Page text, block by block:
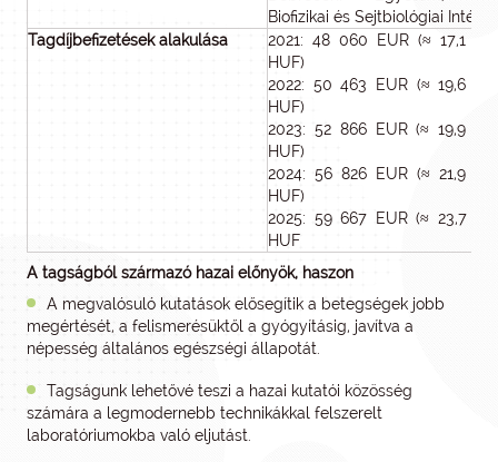
Biofizikai és Sejtbiológiai Intézet
Tagdíjbefizetések alakulása
2021: 48 060 EUR (≈ 17,1
HUF)
2022: 50 463 EUR (≈ 19,6
HUF)
2023: 52 866 EUR (≈ 19,9
HUF)
2024: 56 826 EUR (≈ 21,9
HUF)
2025: 59 667 EUR (≈ 23,7
HUF
A tagságból származó hazai előnyök, haszon
A megvalósuló kutatások elősegítik a betegségek jobb
megértését, a felismerésüktől a gyógyításig, javítva a
népesség általános egészségi állapotát.
Tagságunk lehetővé teszi a hazai kutatói közösség
számára a legmodernebb technikákkal felszerelt
laboratóriumokba való eljutást.